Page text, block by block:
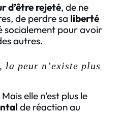
d’être rejeté, de ne
de perdre sa liberté
socialement pour avoir
autres.
la peur n’existe plus
elle n’est plus le
de réaction au